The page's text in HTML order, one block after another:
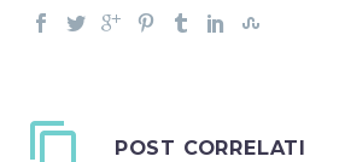
POST CORRELATI